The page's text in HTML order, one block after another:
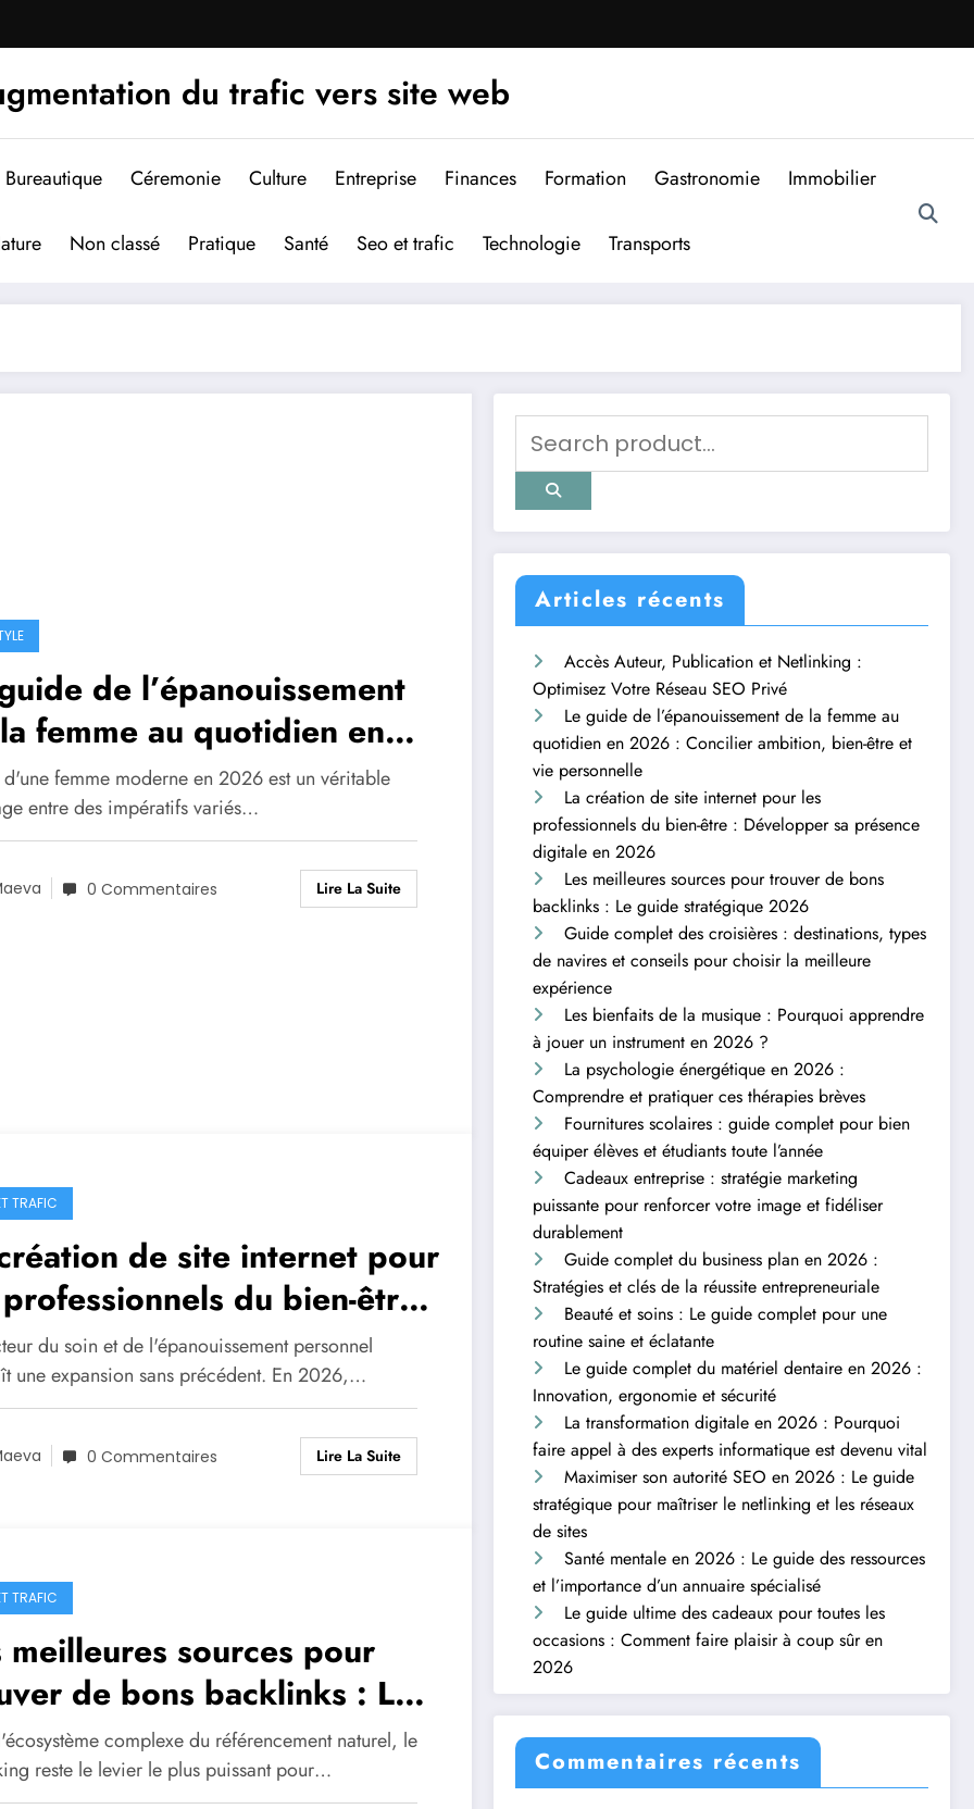
du trafic vers site web
Bureautique Céremonie Culture Entreprise Finances Formation Gastronomie Immobilier
Non classé Pratique Santé Seo et trafic Technologie Transports
de l’épanouissement
femme au quotidien en
: Concilier ambition, bien-
et vie personnelle
d'une femme moderne en 2026 est un véritable
entre des impératifs variés…
0 Commentaires Lire La Suite
TRAFIC
de site internet pour
du bien-être :
sa présence
en 2026
du soin et de l'épanouissement personnel
une expansion sans précédent. En 2026,…
0 Commentaires Lire La Suite
TRAFIC
meilleures sources pour
de bons backlinks : Le
stratégique 2026
complexe du référencement naturel, le
reste le levier le plus puissant pour…
Articles récents
Accès Auteur, Publication et Netlinking :
Optimisez Votre Réseau SEO Privé
Le guide de l’épanouissement de la femme au
quotidien en 2026 : Concilier ambition, bien-être et
vie personnelle
La création de site internet pour les
professionnels du bien-être : Développer sa présence
digitale en 2026
Les meilleures sources pour trouver de bons
backlinks : Le guide stratégique 2026
Guide complet des croisières : destinations, types
de navires et conseils pour choisir la meilleure
expérience
Les bienfaits de la musique : Pourquoi apprendre
à jouer un instrument en 2026 ?
La psychologie énergétique en 2026 :
Comprendre et pratiquer ces thérapies brèves
Fournitures scolaires : guide complet pour bien
équiper élèves et étudiants toute l’année
Cadeaux entreprise : stratégie marketing
puissante pour renforcer votre image et fidéliser
durablement
Guide complet du business plan en 2026 :
Stratégies et clés de la réussite entrepreneuriale
Beauté et soins : Le guide complet pour une
routine saine et éclatante
Le guide complet du matériel dentaire en 2026 :
Innovation, ergonomie et sécurité
La transformation digitale en 2026 : Pourquoi
faire appel à des experts informatique est devenu vital
Maximiser son autorité SEO en 2026 : Le guide
stratégique pour maîtriser le netlinking et les réseaux
de sites
Santé mentale en 2026 : Le guide des ressources
et l’importance d’un annuaire spécialisé
Le guide ultime des cadeaux pour toutes les
occasions : Comment faire plaisir à coup sûr en
2026
Commentaires récents